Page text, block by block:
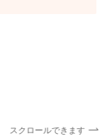
スクロールできます